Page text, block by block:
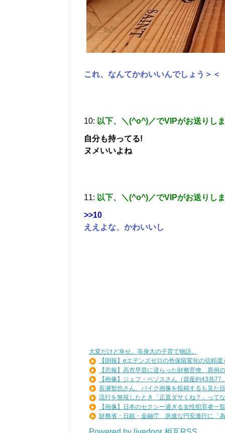
これ、なんてかわいいんでしょう＞＜
10: 以下、＼(^o^)／でVIPがお送りし
自分も持ってる!
ヌメいいよね
11: 以下、＼(^o^)／でVIPがお送りし
>>10
ええよな、かわいいし
大変だけど幸せ。等身大の子育て物語。
【朗報】eエデンズゼロの色保留変化の信頼度
【悲報】高市早苗に逆らった財務官僚、異例
【画像】ジェフ・ベゾスさん（資産約43兆
長瀬智也さん、バイク画像を投稿するも見た
流行を無視したとき「正直ダサくね？」って
【画像】日本のセクシー過ぎる女性犯罪者一
財務省・日銀・金融庁 急速な円安進行に「